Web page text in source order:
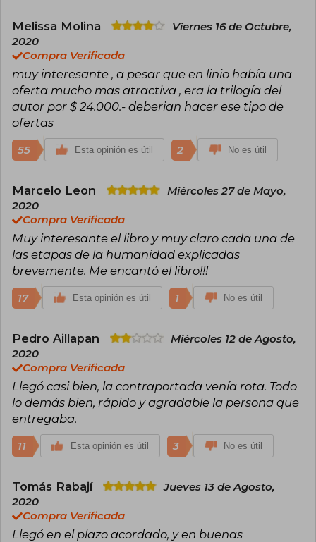
Melissa Molina
Viernes 16 de Octubre,
2020
Compra Verificada
muy interesante , a pesar que en linio había una
oferta mucho mas atractiva , era la trilogía del
autor por $ 24.000.- deberian hacer ese tipo de
ofertas
55 Esta opinión es útil 2 No es útil
Marcelo Leon
Miércoles 27 de Mayo,
2020
Compra Verificada
Muy interesante el libro y muy claro cada una de
las etapas de la humanidad explicadas
brevemente. Me encantó el libro!!!
17 Esta opinión es útil 1 No es útil
Pedro Aillapan
Miércoles 12 de Agosto,
2020
Compra Verificada
Llegó casi bien, la contraportada venía rota. Todo
lo demás bien, rápido y agradable la persona que
entregaba.
11 Esta opinión es útil 3 No es útil
Tomás Rabají
Jueves 13 de Agosto,
2020
Compra Verificada
Llegó en el plazo acordado, y en buenas